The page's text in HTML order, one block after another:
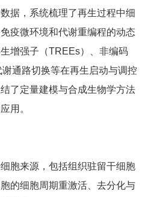
据，系统梳理了再生过程中细
疫微环境和代谢重编程的动态
增强子（TREEs）、非编码
通路切换等在再生启动与调控
了定量建模与合成生物学方法
用。
胞来源，包括组织驻留干细胞
的细胞周期重激活、去分化与